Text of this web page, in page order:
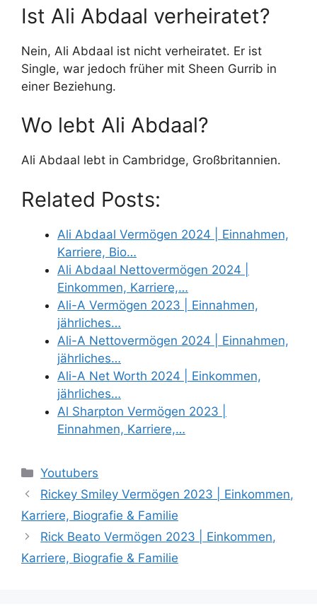
Ist Ali Abdaal verheiratet?
Nein, Ali Abdaal ist nicht verheiratet. Er ist
Single, war jedoch früher mit Sheen Gurrib in
einer Beziehung.
Wo lebt Ali Abdaal?
Ali Abdaal lebt in Cambridge, Großbritannien.
Related Posts:
Ali Abdaal Vermögen 2024 | Einnahmen,
Karriere, Bio…
Ali Abdaal Nettovermögen 2024 |
Einkommen, Karriere,…
Ali-A Vermögen 2023 | Einnahmen,
jährliches…
Ali-A Nettovermögen 2024 | Einnahmen,
jährliches…
Ali-A Net Worth 2024 | Einkommen,
jährliches…
Al Sharpton Vermögen 2023 |
Einnahmen, Karriere,…
Categories
Youtubers
Rickey Smiley Vermögen 2023 | Einkommen,
Karriere, Biografie & Familie
Rick Beato Vermögen 2023 | Einkommen,
Karriere, Biografie & Familie